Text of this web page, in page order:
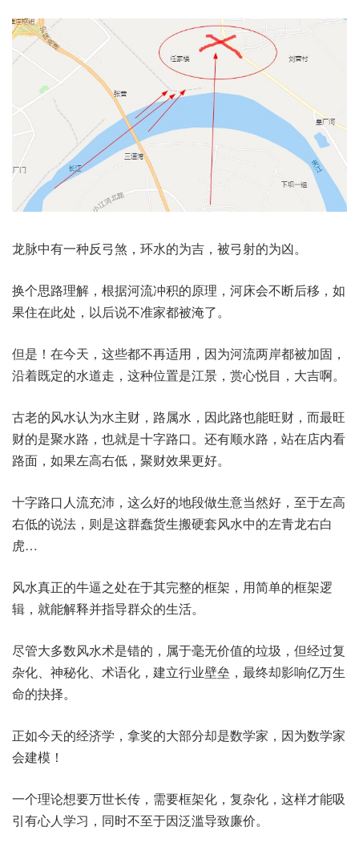
龙脉中有一种反弓煞，环水的为吉，被弓射的为凶。
换个思路理解，根据河流冲积的原理，河床会不断后移，如
果住在此处，以后说不准家都被淹了。
但是！在今天，这些都不再适用，因为河流两岸都被加固，
沿着既定的水道走，这种位置是江景，赏心悦目，大吉啊。
古老的风水认为水主财，路属水，因此路也能旺财，而最旺
财的是聚水路，也就是十字路口。还有顺水路，站在店内看
路面，如果左高右低，聚财效果更好。
十字路口人流充沛，这么好的地段做生意当然好，至于左高
右低的说法，则是这群蠢货生搬硬套风水中的左青龙右白
虎…
风水真正的牛逼之处在于其完整的框架，用简单的框架逻
辑，就能解释并指导群众的生活。
尽管大多数风水术是错的，属于毫无价值的垃圾，但经过复
杂化、神秘化、术语化，建立行业壁垒，最终却影响亿万生
命的抉择。
正如今天的经济学，拿奖的大部分却是数学家，因为数学家
会建模！
一个理论想要万世长传，需要框架化，复杂化，这样才能吸
引有心人学习，同时不至于因泛滥导致廉价。